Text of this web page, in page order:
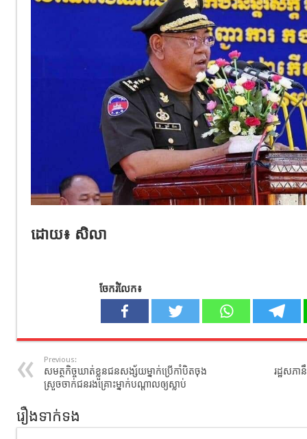
ដោយ៖ សិលា
ចែករំលែក៖
Previous:
សមត្ថកិច្ចឃាត់ខ្លួនជនសង្ស័យម្នាក់ប្រើកាំបិតចុង
ស្រួចចាក់ជនរងគ្រោះម្នាក់បណ្តាលឲ្យស្លាប់
រដ្ឋសភ
រឿងទាក់ទង